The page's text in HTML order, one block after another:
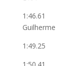
1:46.61
1:49.25